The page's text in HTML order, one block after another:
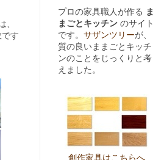
、
す
プロの家具職人が作る ま
まごとキッチン のサイト
です。 サザンツリーが、
質の良いままごとキッチ
ンのことをじっくりと考
えました。
創作家具はこちらへ